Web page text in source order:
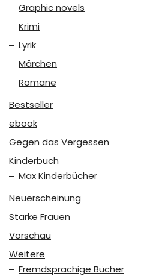
Graphic novels
Krimi
Lyrik
Märchen
Romane
Bestseller
ebook
Gegen das Vergessen
Kinderbuch
Max Kinderbücher
Neuerscheinung
Starke Frauen
Vorschau
Weitere
Fremdsprachige Bücher